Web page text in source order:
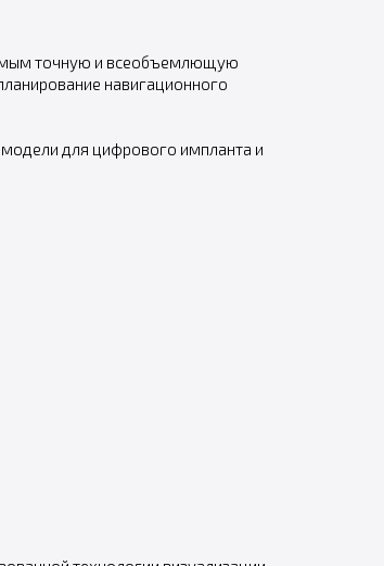
точную и всеобъемлющую
навигационного
для цифрового импланта и